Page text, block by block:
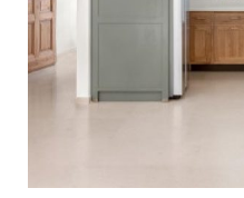
עצמכם בחירת מטבח
על הקטלוגים.
לא רק